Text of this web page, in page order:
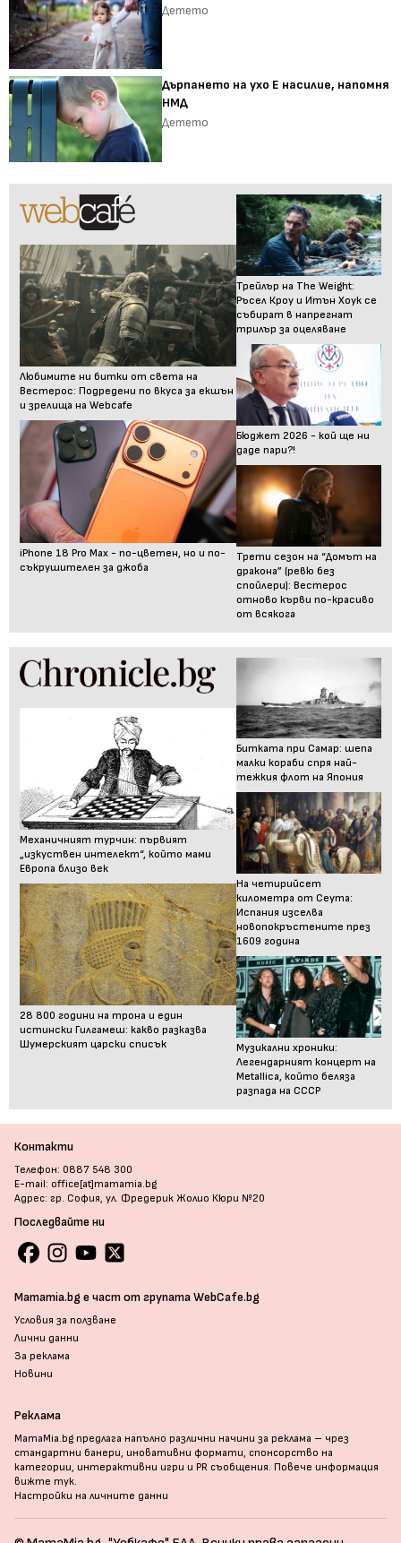
Детето
Дърпането на ухо Е насилие, напомня
НМД
Детето
Любимите ни битки от света на
Вестерос: Подредени по вкуса за екшън
и зрелища на Webcafe
iPhone 18 Pro Max - по-цветен, но и по-
съкрушителен за джоба
Трейлър на The Weight:
Ръсел Кроу и Итън Хоук се
събират в напрегнат
трилър за оцеляване
Бюджет 2026 - кой ще ни
даде пари?!
Трети сезон на “Домът на
дракона” (ревю без
спойлери): Вестерос
отново кърви по-красиво
от всякога
Механичният турчин: първият
„изкуствен интелект“, който мами
Европа близо век
28 800 години на трона и един
истински Гилгамеш: какво разказва
Шумерският царски списък
Битката при Самар: шепа
малки кораби спря най-
тежкия флот на Япония
На четирийсет
километра от Сеута:
Испания изселва
новопокръстените през
1609 година
Музикални хроники:
Легендарният концерт на
Metallica, който беляза
разпада на СССР
Контакти
Телефон: 0887 548 300
E-mail: office[at]mamamia.bg
Адрес: гр. София, ул. Фредерик Жолио Кюри №20
Последвайте ни
Mamamia.bg е част от групата WebCafe.bg
Условия за ползване
Лични данни
За реклама
Новини
Реклама
MamaMia.bg предлага напълно различни начини за реклама – чрез
стандартни банери, иновативни формати, спонсорство на
категории, интерактивни игри и PR съобщения. Повече информация
вижте тук.
Настройки на личните данни